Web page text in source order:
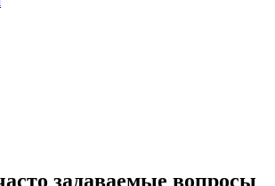
задаваемые вопросы